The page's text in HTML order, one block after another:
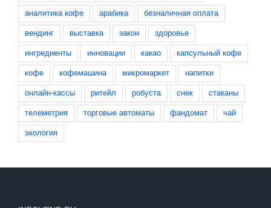
аналитика кофе арабика безналичная оплата
вендинг выставка закон здоровье
ингредиенты инновации какао капсульный кофе
кофе кофемашина микромаркет напитки
онлайн-кассы ритейл робуста снек стаканы
телеметрия торговые автоматы фандомат чай
экология